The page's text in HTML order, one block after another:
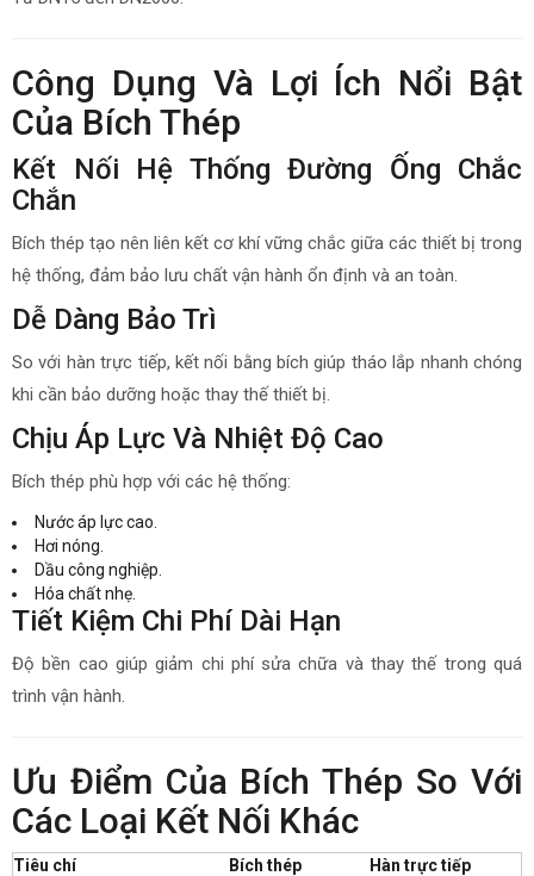
Công Dụng Và Lợi Ích Nổi Bật
Của Bích Thép
Kết Nối Hệ Thống Đường Ống Chắc
Chắn
Bích thép tạo nên liên kết cơ khí vững chắc giữa các thiết bị trong
hệ thống, đảm bảo lưu chất vận hành ổn định và an toàn.
Dễ Dàng Bảo Trì
So với hàn trực tiếp, kết nối bằng bích giúp tháo lắp nhanh chóng
khi cần bảo dưỡng hoặc thay thế thiết bị.
Chịu Áp Lực Và Nhiệt Độ Cao
Bích thép phù hợp với các hệ thống:
Nước áp lực cao.
Hơi nóng.
Dầu công nghiệp.
Hóa chất nhẹ.
Tiết Kiệm Chi Phí Dài Hạn
Độ bền cao giúp giảm chi phí sửa chữa và thay thế trong quá
trình vận hành.
Ưu Điểm Của Bích Thép So Với
Các Loại Kết Nối Khác
Tiêu chí Bích thép
Hàn trực tiếp